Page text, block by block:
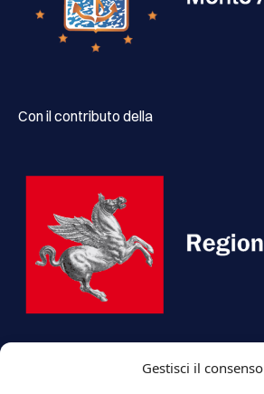
Gestisci il consenso
Con il contributo della